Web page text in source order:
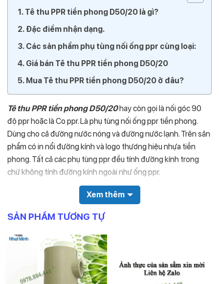
Tê thu PPR tiền phong D50/20 là gì?
Đặc điểm nhận dạng.
Các sản phẩm phụ tùng nối ống ppr cùng loại:
Giá bán Tê thu PPR tiền phong D50/20
Mua Tê thu PPR tiền phong D50/20 ở đâu?
Tê thu PPR tiền phong D50/20hay còn gọi là nối góc 90
độ ppr hoặc là Co ppr. Là phụ tùng nối ống ppr tiền phong.
Dùng cho cả đường nước nóng và đường nước lạnh. Trên sản
phẩm có in nổi đường kính và logo thương hiệu nhựa tiền
phong. Tất cả các phụ tùng ppr đều tính đường kính trong
chứ không tính đường kính ngoài như ống ppr.
Ngoài ra toàn bộ các sản phẩm phụ tùng ppr đều có PN=20.
Dùng chung cho đường nước nóng và đường nước lạnh.
Lưu ý: Tất cả các phụ kiện ppr khi hàn với ống ppr đều dùng
phương pháp hàn lồng. Nhất là với các phụ tùng và ống có
đường kính từ 110 trở lên. (Lưu ý phân biệt với hàn đấu đầu
ống HDPE)
Xem thêm
SẢN PHẨM TƯƠNG TỰ